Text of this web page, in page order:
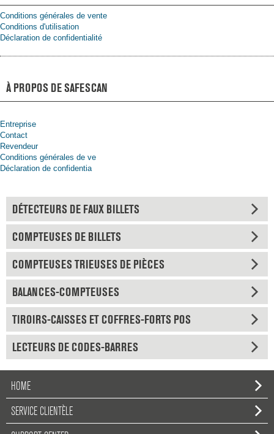
Conditions générales de vente
Conditions d'utilisation
Déclaration de confidentialité
À PROPOS DE SAFESCAN
Entreprise
Contact
Revendeur
Conditions générales de ve
Déclaration de confidentia
DÉTECTEURS DE FAUX BILLETS
COMPTEUSES DE BILLETS
COMPTEUSES TRIEUSES DE PIÈCES
BALANCES-COMPTEUSES
TIROIRS-CAISSES ET COFFRES-FORTS POS
LECTEURS DE CODES-BARRES
HOME
SERVICE CLIENTÈLE